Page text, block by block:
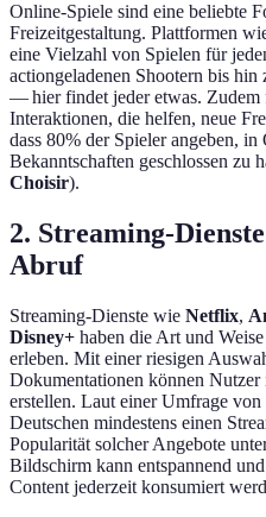
Online-Spiele sind eine beliebte
Freizeitgestaltung. Plattformen
eine Vielzahl von Spielen für
actiongeladenen Shootern bis hin
— hier findet jeder etwas.
Interaktionen, die helfen, neue
dass 80% der Spieler angeben,
Bekanntschaften geschlossen zu
Choisir).
2. Streaming-
Abruf
Streaming-Dienste wie Netflix,
Disney+ haben die Art und
erleben. Mit einer riesigen
Dokumentationen können
erstellen. Laut einer Umfrage von
Deutschen mindestens einen
Popularität solcher Angebote
Bildschirm kann entspannend
Content jederzeit konsumiert